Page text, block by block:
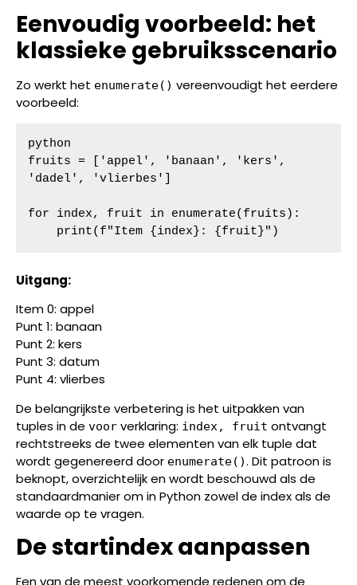
Eenvoudig voorbeeld: het
klassieke gebruiksscenario
Zo werkt het enumerate() vereenvoudigt het eerdere
voorbeeld:
python
fruits = ['appel', 'banaan', 'kers',
'dadel', 'vlierbes']
for index, fruit in enumerate(fruits):
    print(f"Item {index}: {fruit}")
Uitgang:
Item 0: appel
Punt 1: banaan
Punt 2: kers
Punt 3: datum
Punt 4: vlierbes
De belangrijkste verbetering is het uitpakken van
tuples in de voor verklaring: index, fruit ontvangt
rechtstreeks de twee elementen van elk tuple dat
wordt gegenereerd door enumerate(). Dit patroon is
beknopt, overzichtelijk en wordt beschouwd als de
standaardmanier om in Python zowel de index als de
waarde op te vragen.
De startindex aanpassen
Een van de meest voorkomende redenen om de